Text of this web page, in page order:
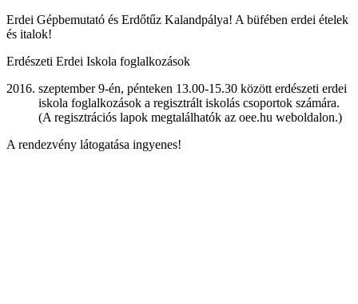
Erdei Gépbemutató és Erdőtűz Kalandpálya! A büfében erdei ételek
és italok!
Erdészeti Erdei Iskola foglalkozások
szeptember 9-én, pénteken 13.00-15.30 között erdészeti erdei
iskola foglalkozások a regisztrált iskolás csoportok számára.
(A regisztrációs lapok megtalálhatók az oee.hu weboldalon.)
A rendezvény látogatása ingyenes!